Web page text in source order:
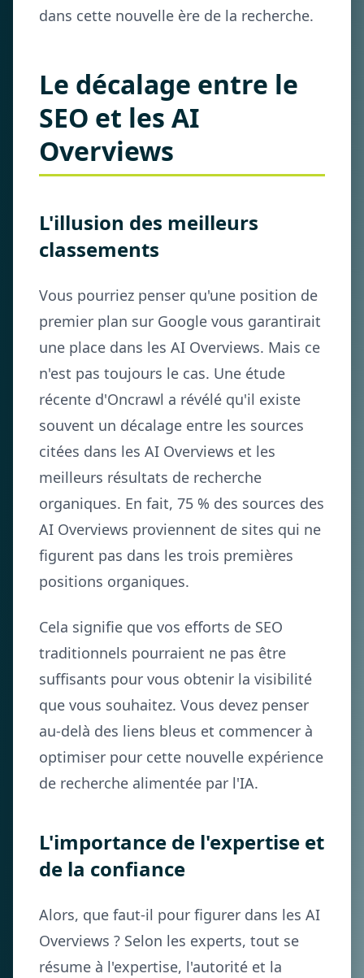
dans cette nouvelle ère de la recherche.
Le décalage entre le
SEO et les AI
Overviews
L'illusion des meilleurs
classements
Vous pourriez penser qu'une position de
premier plan sur Google vous garantirait
une place dans les AI Overviews. Mais ce
n'est pas toujours le cas. Une étude
récente d'Oncrawl a révélé qu'il existe
souvent un décalage entre les sources
citées dans les AI Overviews et les
meilleurs résultats de recherche
organiques. En fait, 75 % des sources des
AI Overviews proviennent de sites qui ne
figurent pas dans les trois premières
positions organiques.
Cela signifie que vos efforts de SEO
traditionnels pourraient ne pas être
suffisants pour vous obtenir la visibilité
que vous souhaitez. Vous devez penser
au-delà des liens bleus et commencer à
optimiser pour cette nouvelle expérience
de recherche alimentée par l'IA.
L'importance de l'expertise et
de la confiance
Alors, que faut-il pour figurer dans les AI
Overviews ? Selon les experts, tout se
résume à l'expertise, l'autorité et la